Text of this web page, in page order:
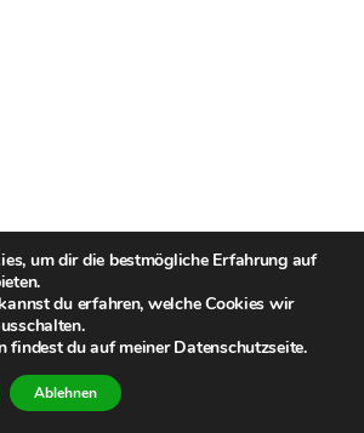
um dir die bestmögliche Erfahrung auf
du erfahren, welche Cookies wir
findest du auf meiner Datenschutzseite.
Ablehnen